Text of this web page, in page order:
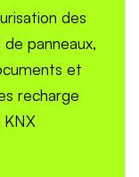
des
panneaux,
et
recharge